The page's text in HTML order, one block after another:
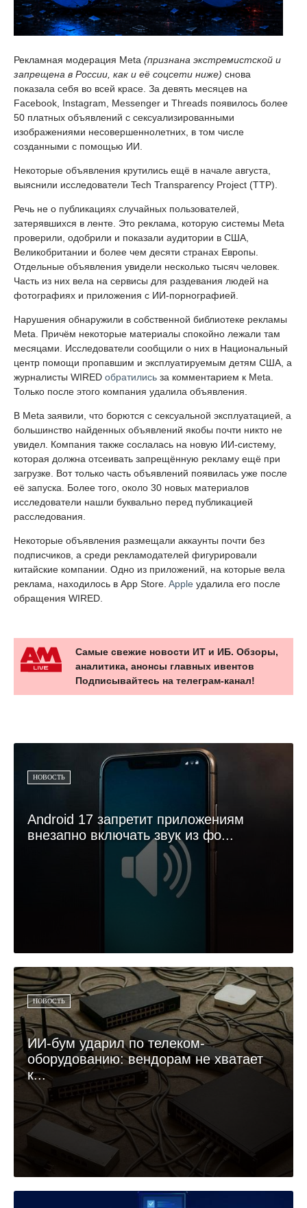
Рекламная модерация Meta (признана экстремистской и
запрещена в России, как и её соцсети ниже) снова
показала себя во всей красе. За девять месяцев на
Facebook, Instagram, Messenger и Threads появилось более
50 платных объявлений с сексуализированными
изображениями несовершеннолетних, в том числе
созданными с помощью ИИ.
Некоторые объявления крутились ещё в начале августа,
выяснили исследователи Tech Transparency Project (TTP).
Речь не о публикациях случайных пользователей,
затерявшихся в ленте. Это реклама, которую системы Meta
проверили, одобрили и показали аудитории в США,
Великобритании и более чем десяти странах Европы.
Отдельные объявления увидели несколько тысяч человек.
Часть из них вела на сервисы для раздевания людей на
фотографиях и приложения с ИИ-порнографией.
Нарушения обнаружили в собственной библиотеке рекламы
Meta. Причём некоторые материалы спокойно лежали там
месяцами. Исследователи сообщили о них в Национальный
центр помощи пропавшим и эксплуатируемым детям США, а
журналисты WIRED обратились за комментарием к Meta.
Только после этого компания удалила объявления.
В Meta заявили, что борются с сексуальной эксплуатацией, а
большинство найденных объявлений якобы почти никто не
увидел. Компания также сослалась на новую ИИ-систему,
которая должна отсеивать запрещённую рекламу ещё при
загрузке. Вот только часть объявлений появилась уже после
её запуска. Более того, около 30 новых материалов
исследователи нашли буквально перед публикацией
расследования.
Некоторые объявления размещали аккаунты почти без
подписчиков, а среди рекламодателей фигурировали
китайские компании. Одно из приложений, на которые вела
реклама, находилось в App Store. Apple удалила его после
обращения WIRED.
Самые свежие новости ИТ и ИБ. Обзоры,
аналитика, анонсы главных ивентов
Подписывайтесь на телеграм-канал!
НОВОСТЬ
Android 17 запретит приложениям
внезапно включать звук из фо...
НОВОСТЬ
ИИ-бум ударил по телеком-
оборудованию: вендорам не хватает
к...